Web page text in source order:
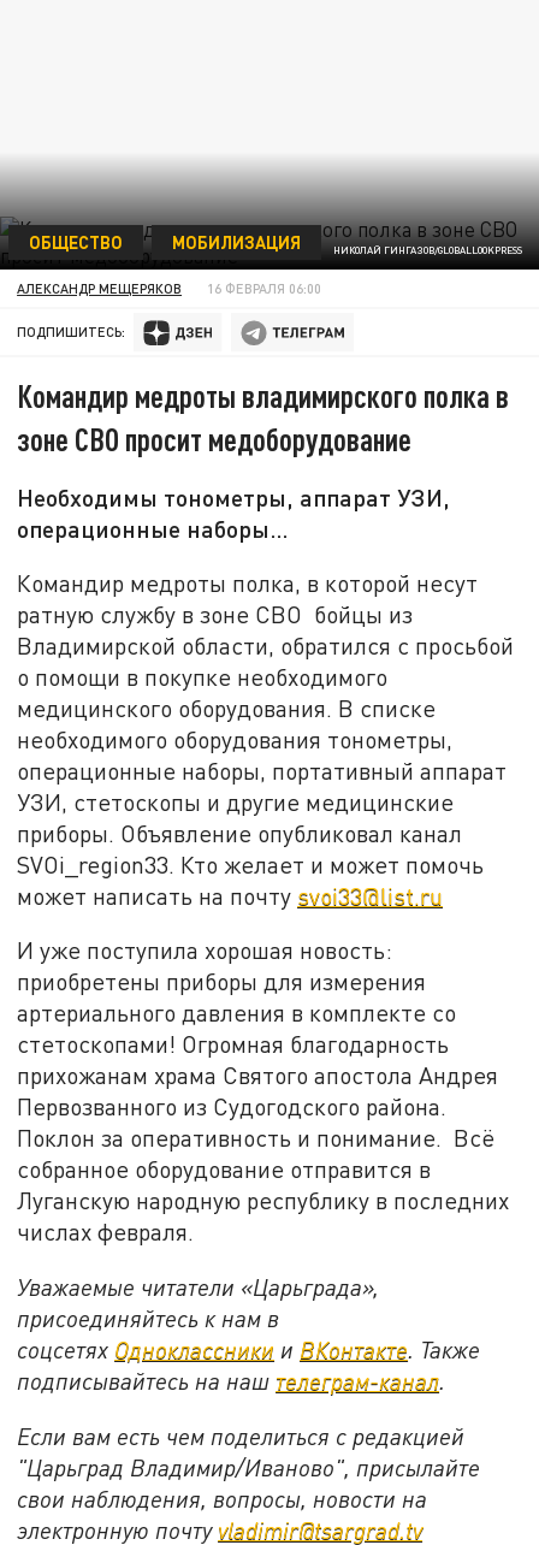
НИКОЛАЙ ГИНГАЗОВ/GLOBALLOOKPRESS
ОБЩЕСТВО МОБИЛИЗАЦИЯ
АЛЕКСАНДР МЕЩЕРЯКОВ 16 ФЕВРАЛЯ 06:00
ПОДПИШИТЕСЬ:
Командир медроты владимирского полка в
зоне СВО просит медоборудование
Необходимы тонометры, аппарат УЗИ,
операционные наборы…
Командир медроты полка, в которой несут
ратную службу в зоне СВО бойцы из
Владимирской области, обратился с просьбой
о помощи в покупке необходимого
медицинского оборудования. В списке
необходимого оборудования тонометры,
операционные наборы, портативный аппарат
УЗИ, стетоскопы и другие медицинские
приборы. Объявление опубликовал канал
SVOi_region33. Кто желает и может помочь
может написать на почту svoi33@list.ru
И уже поступила хорошая новость:
приобретены приборы для измерения
артериального давления в комплекте со
стетоскопами! Огромная благодарность
прихожанам храма Святого апостола Андрея
Первозванного из Судогодского района.
Поклон за оперативность и понимание. Всё
собранное оборудование отправится в
Луганскую народную республику в последних
числах февраля.
Уважаемые читатели «Царьграда»,
присоединяйтесь к нам в
соцсетях Одноклассники и ВКонтакте. Также
подписывайтесь на наш телеграм-канал.
Если вам есть чем поделиться с редакцией
"Царьград Владимир/Иваново", присылайте
свои наблюдения, вопросы, новости на
электронную почту vladimir@tsargrad.tv